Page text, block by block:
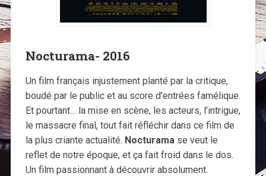
Nocturama- 2016
Un film français injustement planté par la critique,
boudé par le public et au score d’entrées famélique.
Et pourtant… la mise en scène, les acteurs, l’intrigue,
le massacre final, tout fait réfléchir dans ce film de
la plus criante actualité. Nocturamase veut le
reflet de notre époque, et ça fait froid dans le dos.
Un film passionnant à découvrir absolument.